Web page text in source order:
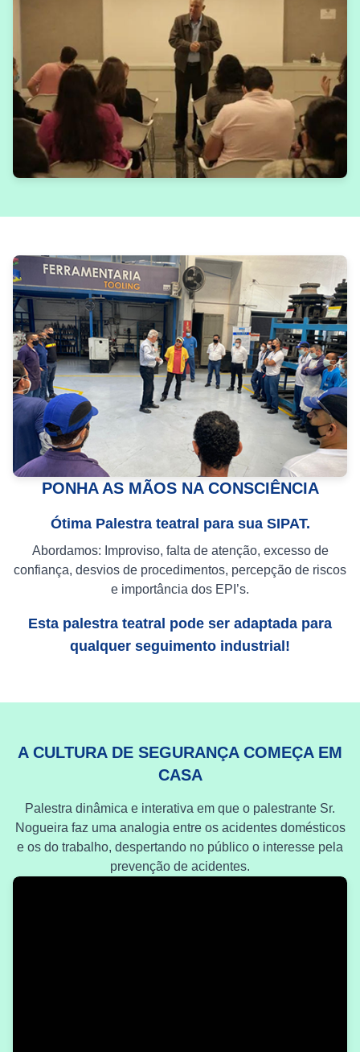
PONHA AS MÃOS NA CONSCIÊNCIA
Ótima Palestra teatral para sua SIPAT.
Abordamos: Improviso, falta de atenção, excesso de
confiança, desvios de procedimentos, percepção de riscos
e importância dos EPI’s.
Esta palestra teatral pode ser adaptada para
qualquer seguimento industrial!
A CULTURA DE SEGURANÇA COMEÇA EM
CASA
Palestra dinâmica e interativa em que o palestrante Sr.
Nogueira faz uma analogia entre os acidentes domésticos
e os do trabalho, despertando no público o interesse pela
prevenção de acidentes.